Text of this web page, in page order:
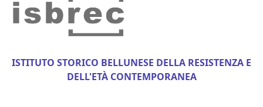
ISTITUTO STORICO BELLUNESE DELLA RESISTENZA E
DELL'ETÀ CONTEMPORANEA